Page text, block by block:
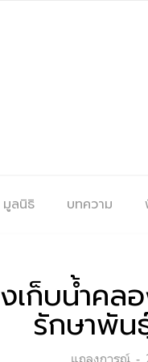
มูลนิธิ บทความ
เก็บน้ำค
รักษาพัน
Categories:
แถลงการณ์